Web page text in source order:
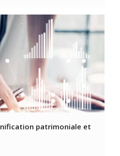
patrimoniale et